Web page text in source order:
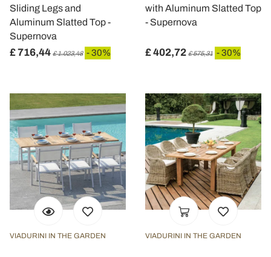
Sliding Legs and
Aluminum Slatted Top -
Supernova
£ 716,44 £ 1.023,48 - 30%
with Aluminum Slatted Top
- Supernova
£ 402,72 £ 575,31 - 30%
VIADURINI IN THE GARDEN VIADURINI IN THE GARDEN